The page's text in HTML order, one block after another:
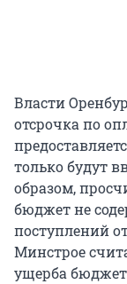
Власти
отсрочка по
только будут
образом,
бюджет не
поступлений
Минстрое
ущерба